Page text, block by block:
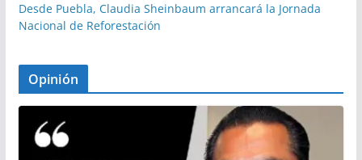
Desde Puebla, Claudia Sheinbaum arrancará la Jornada
Nacional de Reforestación
Opinión